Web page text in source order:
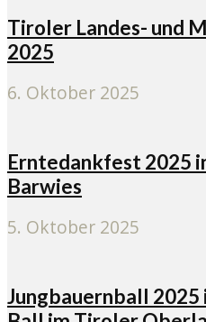
Tiroler Landes- und
2025
6. Oktober 2025
Erntedankfest 2025
Barwies
5. Oktober 2025
Jungbauernball 2025